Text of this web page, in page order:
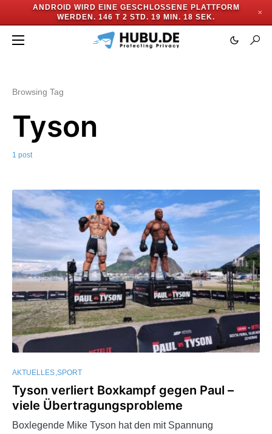
ANDROID WIRD EINE GESCHLOSSENE PLATTFORM
WERDEN. 146 T 2 STD. 19 MIN. 18 SEK.
✕
Browsing Tag
Tyson
1 post
AKTUELLES SPORT
Tyson verliert Boxkampf gegen Paul –
viele Übertragungsprobleme
Boxlegende Mike Tyson hat den mit Spannung